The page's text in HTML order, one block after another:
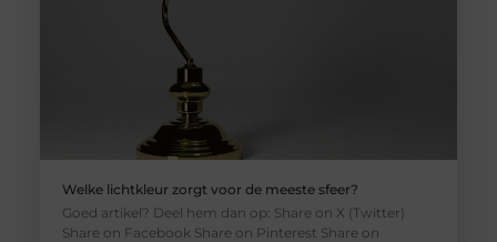
Welke lichtkleur zorgt voor de meeste sfeer?
Goed artikel? Deel hem dan op: Share on X (Twitter)
Share on Facebook Share on Pinterest Share on